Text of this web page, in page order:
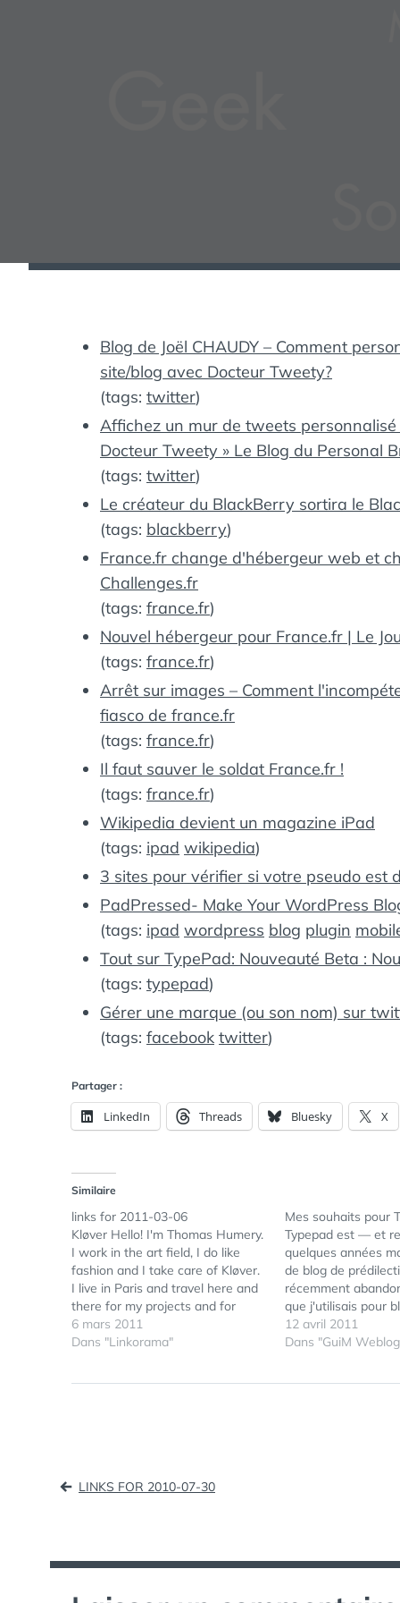
Blog de Joël CHAUDY – Comment
site/blog avec Docteur Tweety?
(tags: twitter)
Affichez un mur de tweets
Docteur Tweety » Le Blog du Personal
(tags: twitter)
Le créateur du BlackBerry sortira le
(tags: blackberry)
France.fr change d'hébergeur web et
Challenges.fr
(tags: france.fr)
Nouvel hébergeur pour France.fr | Le
(tags: france.fr)
Arrêt sur images – Comment
fiasco de france.fr
(tags: france.fr)
Il faut sauver le soldat France.fr !
(tags: france.fr)
Wikipedia devient un magazine iPad
(tags: ipad wikipedia)
3 sites pour vérifier si votre pseudo est
PadPressed- Make Your WordPress
(tags: ipad wordpress blog plugin
Tout sur TypePad: Nouveauté Beta :
(tags: typepad)
Gérer une marque (ou son nom) sur
(tags: facebook twitter)
Partager :
LinkedIn Threads Bluesky X
Similaire
links for 2011-03-06
Kløver Hello! I'm Thomas Humery.
I work in the art field, I do like
fashion and I take care of Kløver.
I live in Paris and travel here and
there for my projects and for
Kløver which is a selection of
fashion pictures and looks
6 mars 2011
Dans "Linkorama"
Mes souhaits pour
Typepad est — et
quelques années
de blog de
récemment
que j'utilisais pour
mon Mac (Ecto) au
l'interface web de
12 avril 2011
Dans "GuiM
Navigation
l’article
LINKS FOR 2010-07-30